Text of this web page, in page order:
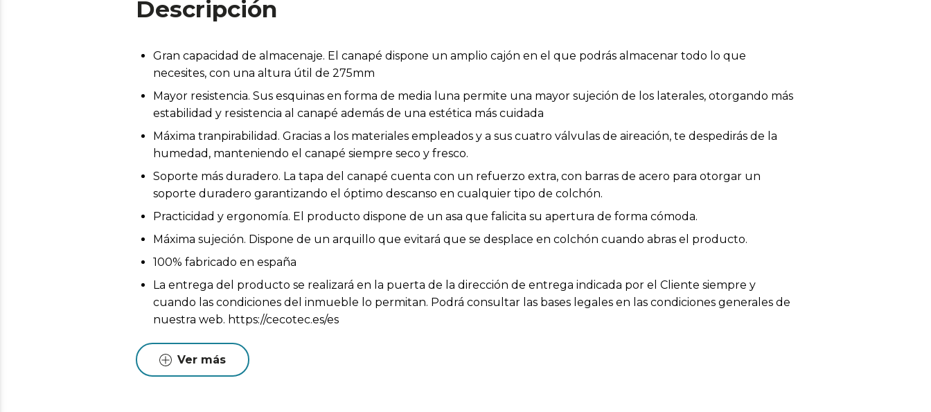
Descripción
Gran capacidad de almacenaje. El canapé dispone un amplio cajón en el que podrás almacenar todo lo que
necesites, con una altura útil de 275mm
Mayor resistencia. Sus esquinas en forma de media luna permite una mayor sujeción de los laterales, otorgando más
estabilidad y resistencia al canapé además de una estética más cuidada
Máxima tranpirabilidad. Gracias a los materiales empleados y a sus cuatro válvulas de aireación, te despedirás de la
humedad, manteniendo el canapé siempre seco y fresco.
Soporte más duradero. La tapa del canapé cuenta con un refuerzo extra, con barras de acero para otorgar un
soporte duradero garantizando el óptimo descanso en cualquier tipo de colchón.
Practicidad y ergonomía. El producto dispone de un asa que falicita su apertura de forma cómoda.
Máxima sujeción. Dispone de un arquillo que evitará que se desplace en colchón cuando abras el producto.
100% fabricado en españa
La entrega del producto se realizará en la puerta de la dirección de entrega indicada por el Cliente siempre y
cuando las condiciones del inmueble lo permitan. Podrá consultar las bases legales en las condiciones generales de
nuestra web. https://cecotec.es/es
Pueden existir leves diferencias entre el producto mostrado y el entregado en cuanto a color, tejido o acabado.
Estas variaciones son normales y no afectan a la calidad ni a la utilidad del artículo.
Ver más